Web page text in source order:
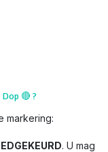
Dop🔴?
markering:
. U mag